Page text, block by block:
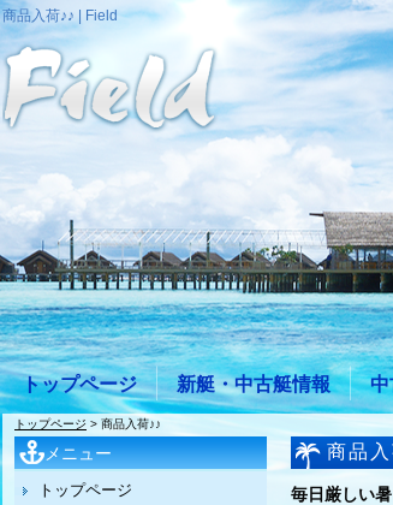
商品入荷♪♪ | Field
トップページ 新艇・中古艇情報 中
トップページ > 商品入荷♪♪
商品
毎日厳しい
メニュー
トップページ